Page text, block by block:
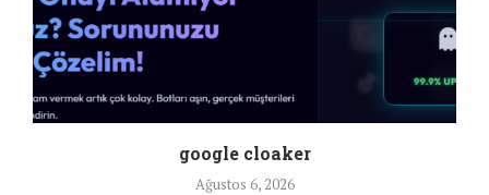
google cloaker
Ağustos 6, 2026